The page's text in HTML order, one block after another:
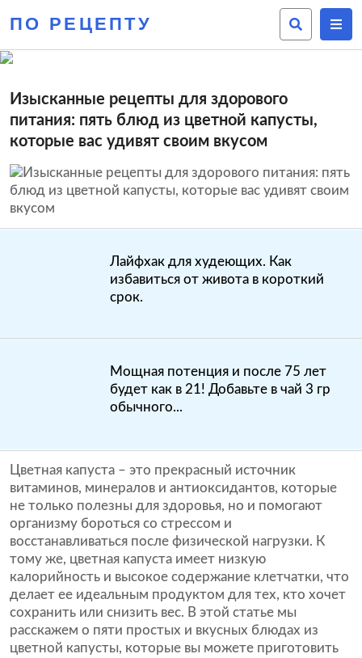
ПО РЕЦЕПТУ
Изысканные рецепты для здорового
питания: пять блюд из цветной капусты,
которые вас удивят своим вкусом
Лайфхак для худеющих. Как
избавиться от живота в короткий
срок.
Мощная потенция и после 75 лет
будет как в 21! Добавьте в чай 3 гр
обычного...
Цветная капуста – это прекрасный источник
витаминов, минералов и антиоксидантов, которые
не только полезны для здоровья, но и помогают
организму бороться со стрессом и
восстанавливаться после физической нагрузки. К
тому же, цветная капуста имеет низкую
калорийность и высокое содержание клетчатки, что
делает ее идеальным продуктом для тех, кто хочет
сохранить или снизить вес. В этой статье мы
расскажем о пяти простых и вкусных блюдах из
цветной капусты, которые вы можете приготовить